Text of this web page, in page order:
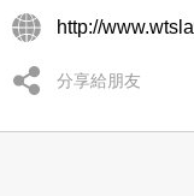
http://
分享給朋友